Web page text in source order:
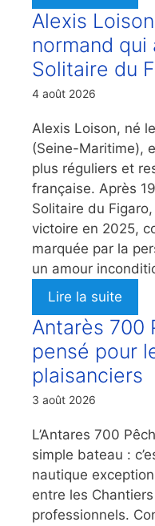
Alexis
normand qui
Solitaire du
4 août 2026
Alexis Loison, né
(Seine-Maritime),
plus réguliers et
française. Après
Solitaire du
victoire en 2025,
marquée par la
un amour
Lire la suite
Antarès 700
pensé pour
plaisanciers
3 août 2026
L’Antares 700
simple bateau :
nautique
entre les
professionnels.